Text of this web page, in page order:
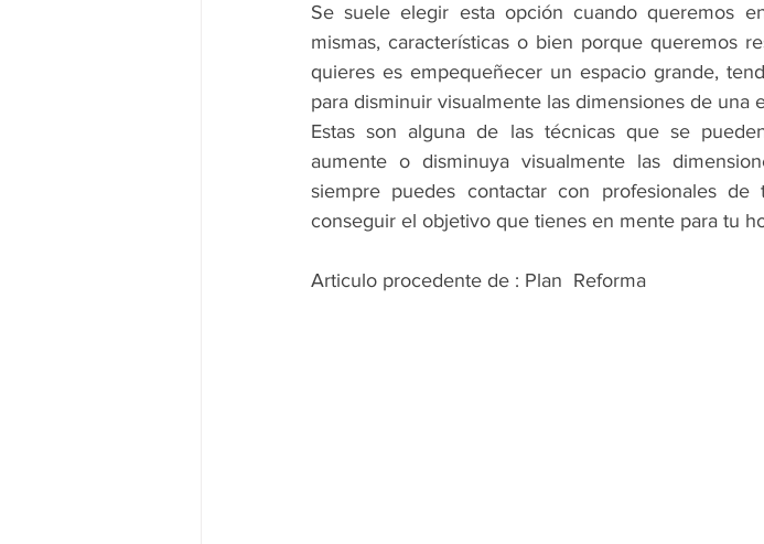
Se suele elegir esta opción cuando queremos
mismas, características o bien porque queremos
quieres es empequeñecer un espacio grande,
para disminuir visualmente las dimensiones de una
Estas son alguna de las técnicas que se
aumente o disminuya visualmente las
siempre puedes contactar con profesionales
conseguir el objetivo que tienes en mente para tu
Articulo procedente de : Plan  Reforma